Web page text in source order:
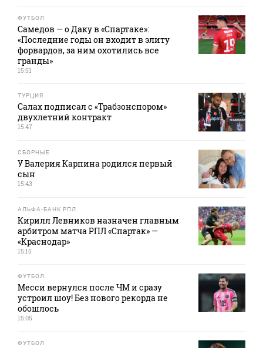
ФУТБОЛ
Самедов — о Даку в «Спартаке»:
«Последние годы он входит в элиту
форвардов, за ним охотились все
гранды»
15:51
ТУРЦИЯ
Салах подписал с «Трабзонспором»
двухлетний контракт
15:47
СБОРНЫЕ
У Валерия Карпина родился первый
сын
15:43
АЛЬФА-БАНК РПЛ
Кирилл Левников назначен главным
арбитром матча РПЛ «Спартак» —
«Краснодар»
15:15
ФУТБОЛ
Месси вернулся после ЧМ и сразу
устроил шоу! Без нового рекорда не
обошлось
15:05
ФУТБОЛ